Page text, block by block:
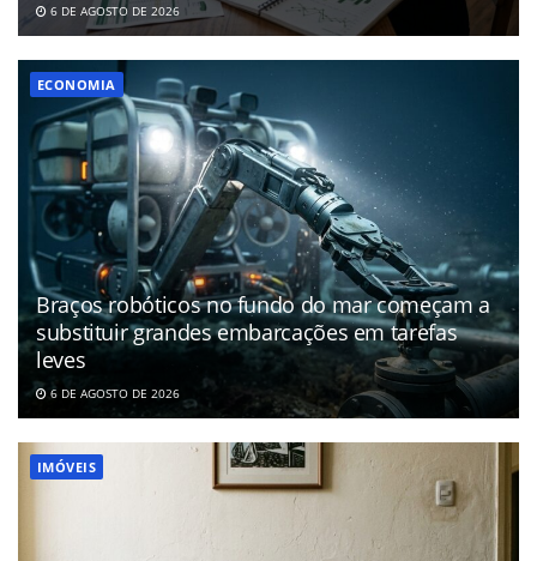
6 DE AGOSTO DE 2026
ECONOMIA
Braços robóticos no fundo do mar começam a
substituir grandes embarcações em tarefas
leves
6 DE AGOSTO DE 2026
IMÓVEIS